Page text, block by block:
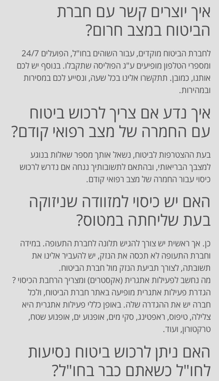
איך יוצרים קשר עם חברת
הביטוח במצב חרום?
לחברת הביטוח מוקדים, עבור השוהים בחו"ל, הפועלים 24/7
ומספרי הטלפון מופיעים ע"ג הפוליסה שתקבלו. בנוסף יש לכם
אותנו, כמובן. תתקשרו אלינו בכל שעה, ונסייע לכם במסירות
ובמהירות.
איך נדע אם צריך לרכוש ביטוח
עם החמרה של מצב רפואי קודם?
בעת ההצטרפות לביטוח, נשאל אותך מספר שאלות בנוגע
למצבך הבריאותי, ובהתאם לתשובותיך ננחה אם נדרש לרכוש
כיסוי עבור החמרה של מצב רפואי קודם.
האם יש כיסוי למזוודה שניזוקה
בעת שליחתה במטוס?
כן. אך ראשית יש צורך להגיש תלונה לחברת התעופה. במידה
וחברת התעופה לא תכסה את הנזק, יש להעביר אלינו את
תשובתה, לצורך תביעת הנזק מול חברת הביטוח.
מה נחשב לפעילות אתגרית (אקסטרים) ומצריך הרחבת הכיסוי ?
הגדרת פעילות אתגרית מופיעה באתר חברת הביטוח, ולכל
חברה יש את ההגדרה שלה. באופן כללי פעילות אתגרית היא
צלילה, טיפוס, ראפטינג, סקי מים, אופנוע ים, אופנוע שטח,
טרקטורון, ועוד.
האם ניתן לרכוש ביטוח נסיעות
לחו"ל כשאתם כבר בחו"ל?